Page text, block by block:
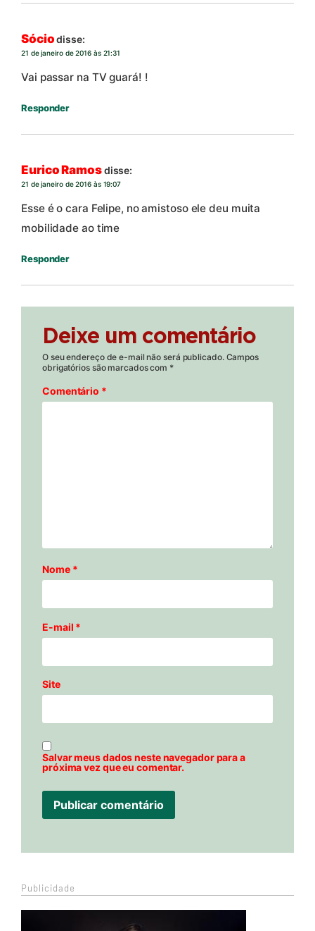
Sócio disse:
21 de janeiro de 2016 às 21:31
Vai passar na TV guará! !
Responder
Eurico Ramosdisse:
21 de janeiro de 2016 às 19:07
Esse é o cara Felipe, no amistoso ele deu muita
mobilidade ao time
Responder
Deixe um comentário
O seu endereço de e-mail não será publicado. Campos
obrigatórios são marcados com *
Comentário *
Nome *
E-mail *
Site
Salvar meus dados neste navegador para a
próxima vez que eu comentar.
Publicidade